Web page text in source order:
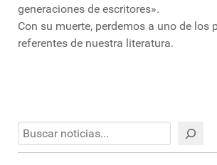
generaciones de escritores».
Con su muerte, perdemos a uno de los
referentes de nuestra literatura.
Buscar